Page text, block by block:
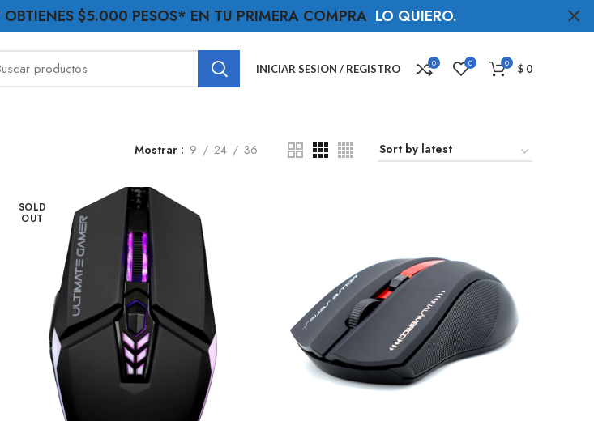
INICIAR SESION / REGISTRO 0 0 0 $ 0
Mostrar 9 24 36
SOLD
OUT
$5.000 PESOS* EN TU PRIMERA COMPRA LO QUIERO.